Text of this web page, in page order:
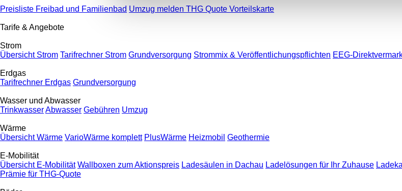
Preisliste Freibad und Familienbad Umzug melden THG Quote Vorteilskarte
Tarife & Angebote
Strom
Übersicht Strom Tarifrechner Strom Grundversorgung Strommix & Veröffentlichungspflichten EEG-
Erdgas
Tarifrechner Erdgas Grundversorgung
Wasser und Abwasser
TrinkwasserAbwasser Gebühren Umzug
Wärme
Übersicht Wärme VarioWärme komplett PlusWärme Heizmobil Geothermie
E-Mobilität
Übersicht E-Mobilität Wallboxen zum Aktionspreis Ladesäulen in Dachau Ladelösungen für Ihr Zuhause
Prämie für THG-Quote